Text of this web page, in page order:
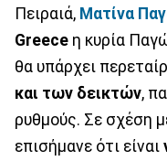
Πειραιά, Ματίνα
Greece η κυρία
θα υπάρχει
και των δεικτών,
ρυθμούς. Σε σχέση
επισήμανε ότι είναι